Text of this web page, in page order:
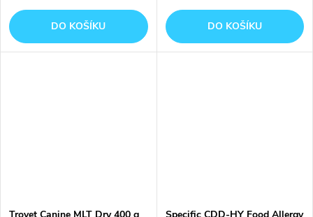
DO KOŠÍKU DO KOŠÍKU